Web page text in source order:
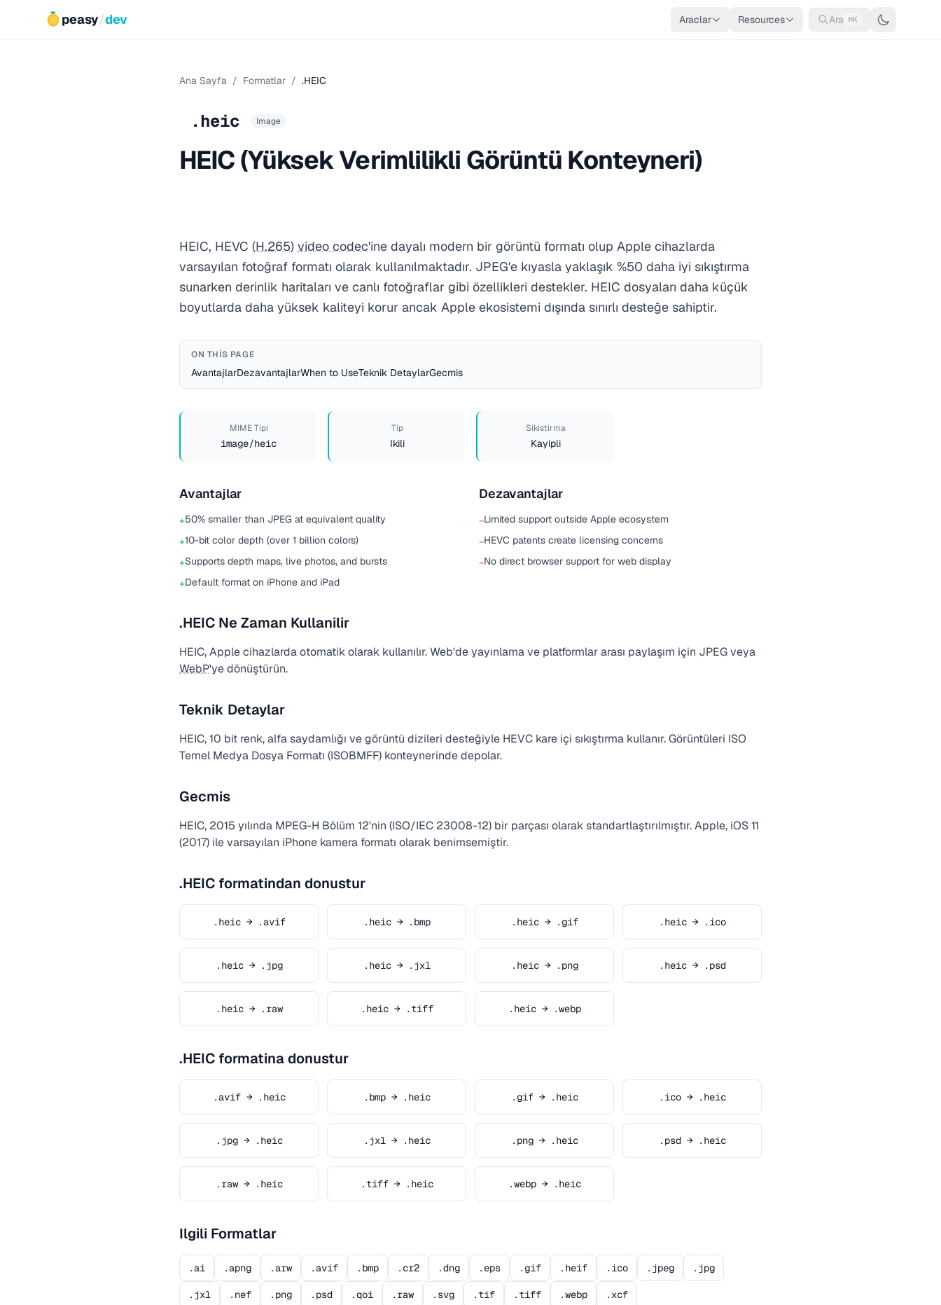
peasy/dev Araclar Resources Ara ⌘K
Ana Sayfa / Formatlar / .HEIC
.heic Image
HEIC (Yüksek Verimlilikli Görüntü Konteyneri)
HEIC, HEVC (H.265) video codec'ine dayalı modern bir görüntü formatı olup Apple cihazlarda
varsayılan fotoğraf formatı olarak kullanılmaktadır. JPEG'e kıyasla yaklaşık %50 daha iyi sıkıştırma
sunarken derinlik haritaları ve canlı fotoğraflar gibi özellikleri destekler. HEIC dosyaları daha küçük
boyutlarda daha yüksek kaliteyi korur ancak Apple ekosistemi dışında sınırlı desteğe sahiptir.
ON THIS PAGE
AvantajlarDezavantajlarWhen to UseTeknik DetaylarGecmis
MIME Tipi
image/heic
Tip
Ikili
Sikistirma
Kayipli
Avantajlar
+50% smaller than JPEG at equivalent quality
+10-bit color depth (over 1 billion colors)
+Supports depth maps, live photos, and bursts
+Default format on iPhone and iPad
Dezavantajlar
−Limited support outside Apple ecosystem
−HEVC patents create licensing concerns
−No direct browser support for web display
.HEIC Ne Zaman Kullanilir
HEIC, Apple cihazlarda otomatik olarak kullanılır. Web'de yayınlama ve platformlar arası paylaşım için JPEG veya
WebP'ye dönüştürün.
Teknik Detaylar
HEIC, 10 bit renk, alfa saydamlığı ve görüntü dizileri desteğiyle HEVC kare içi sıkıştırma kullanır. Görüntüleri ISO
Temel Medya Dosya Formatı (ISOBMFF) konteynerinde depolar.
Gecmis
HEIC, 2015 yılında MPEG-H Bölüm 12'nin (ISO/IEC 23008-12) bir parçası olarak standartlaştırılmıştır. Apple, iOS 11
(2017) ile varsayılan iPhone kamera formatı olarak benimsemiştir.
.HEIC formatindan donustur
.heic → .avif .heic → .bmp .heic → .gif .heic → .ico
.heic → .jpg .heic → .jxl .heic → .png .heic → .psd
.heic → .raw .heic → .tiff .heic → .webp
.HEIC formatina donustur
.avif → .heic .bmp → .heic .gif → .heic .ico → .heic
.jpg → .heic .jxl → .heic .png → .heic .psd → .heic
.raw → .heic .tiff → .heic .webp → .heic
Ilgili Formatlar
.ai .apng .arw .avif .bmp .cr2 .dng .eps .gif .heif .ico .jpeg .jpg
.jxl .nef .png .psd .qoi .raw .svg .tif .tiff .webp .xcf